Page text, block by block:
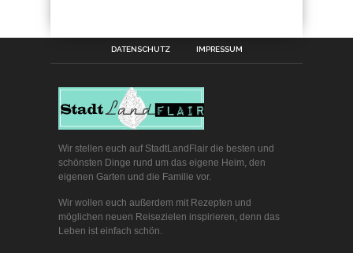
DATENSCHUTZ IMPRESSUM
Wir stellen euch auf StadtLandFlair die besten und
schönsten Dinge rund um das eigene Heim, den
eigenen Garten und die Familie vor.
Wir wollen euch außerdem mit Rezepten und
möglichen neuen Reisezielen inspirieren, denn das
Leben ist einfach schön.